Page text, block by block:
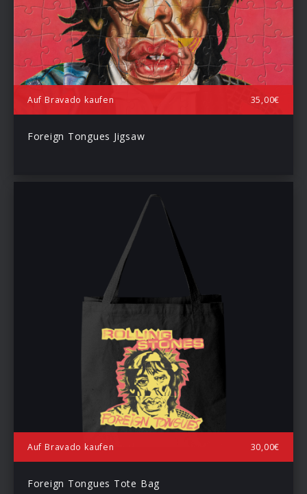
Auf Bravado kaufen 35,00€
Foreign Tongues Jigsaw
Auf Bravado kaufen 30,00€
Foreign Tongues Tote Bag